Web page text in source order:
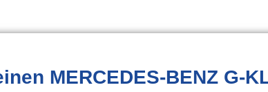
MERCEDES-BENZ G-